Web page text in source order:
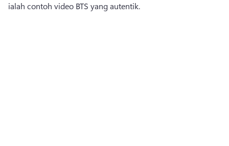
ialah contoh video BTS yang autentik.